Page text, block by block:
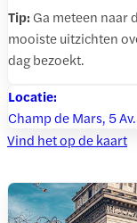
Tip: Ga meteen naar
mooiste uitzichten
dag bezoekt.
Locatie:
Champ de Mars, 5
Vind het op de kaart